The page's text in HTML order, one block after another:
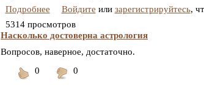
Подробнее
Войдите или зарегистрируйтесь,
5314 просмотров
Насколько достоверна астрология
Вопросов, наверное, достаточно.
0
0